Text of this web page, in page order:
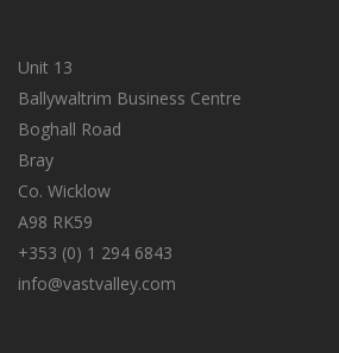
Unit 13
Ballywaltrim Business Centre
Boghall Road
Bray
Co. Wicklow
A98 RK59
+353 (0) 1 294 6843
info@vastvalley.com